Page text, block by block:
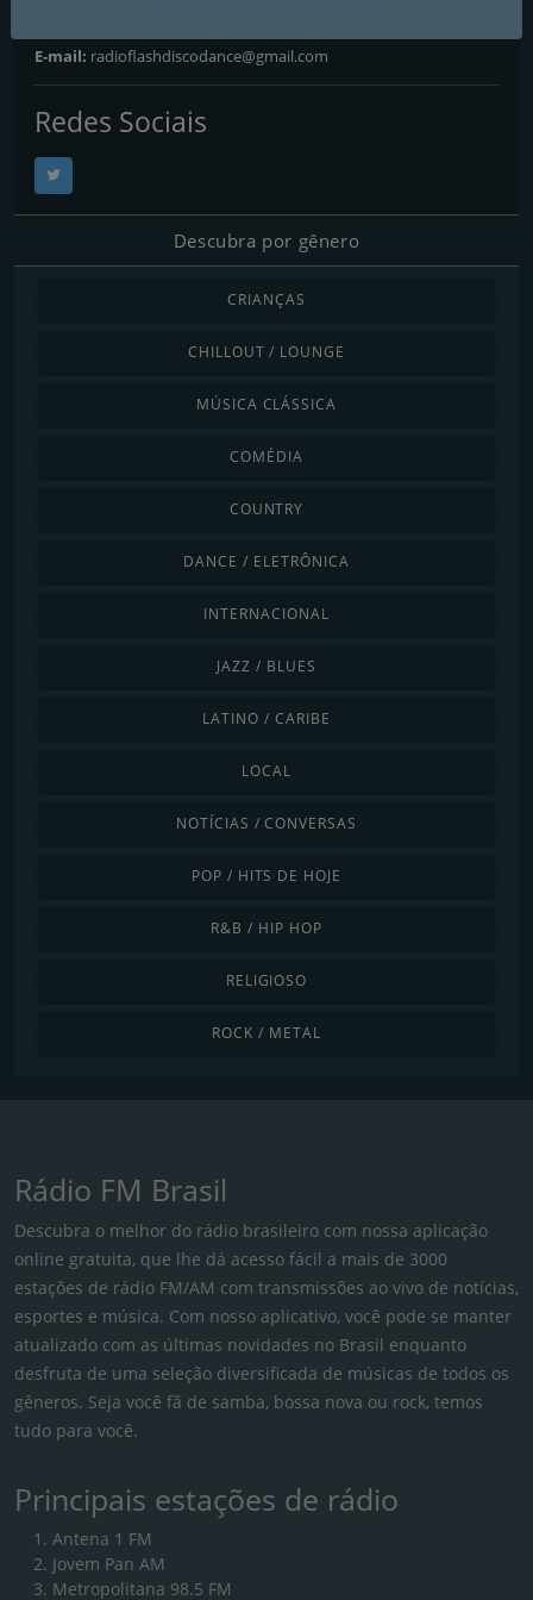
E-mail: radioflashdiscodance@gmail.com
Redes Sociais
Descubra por gênero
CRIANÇAS
CHILLOUT / LOUNGE
MÚSICA CLÁSSICA
COMÉDIA
COUNTRY
DANCE / ELETRÔNICA
INTERNACIONAL
JAZZ / BLUES
LATINO / CARIBE
LOCAL
NOTÍCIAS / CONVERSAS
POP / HITS DE HOJE
R&B / HIP HOP
RELIGIOSO
ROCK / METAL
Rádio FM Brasil
Descubra o melhor do rádio brasileiro com nossa aplicação
online gratuita, que lhe dá acesso fácil a mais de 3000
estações de rádio FM/AM com transmissões ao vivo de notícias,
esportes e música. Com nosso aplicativo, você pode se manter
atualizado com as últimas novidades no Brasil enquanto
desfruta de uma seleção diversificada de músicas de todos os
gêneros. Seja você fã de samba, bossa nova ou rock, temos
tudo para você.
Principais estações de rádio
Antena 1 FM
Jovem Pan AM
Metropolitana 98.5 FM